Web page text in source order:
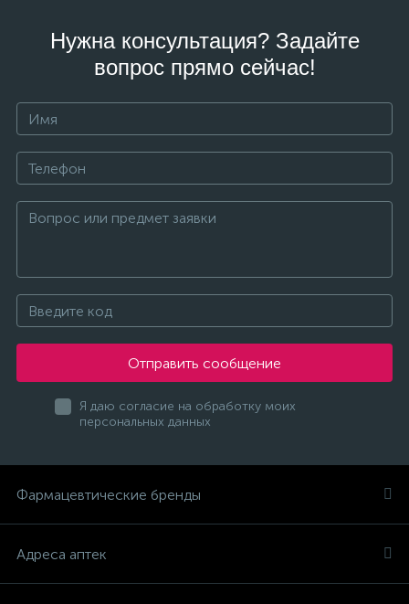
Нужна консультация? Задайте
вопрос прямо сейчас!
Отправить сообщение
Я даю согласие на обработку моих
персональных данных
Фармацевтические бренды
Адреса аптек